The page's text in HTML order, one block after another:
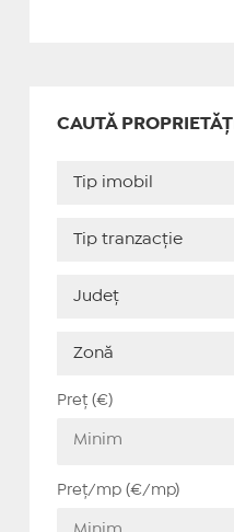
CAUTĂ PROPRIETĂȚI
Preț (€)
Preț/mp (€/mp)